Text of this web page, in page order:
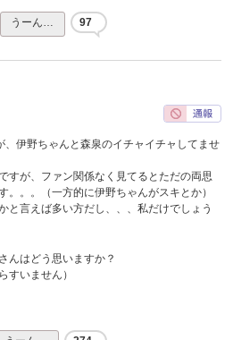
うーん… 97
、伊野ちゃんと森泉のイチャイチャしてませ
すが、ファン関係なく見てるとただの両思
。。。（一方的に伊野ちゃんがスキとか）
と言えば多い方だし、、、私だけでしょう
んはどう思いますか？
すいません）